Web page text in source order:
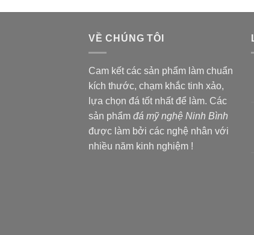
VỀ CHÚNG TÔI
Cam kết các sản phẩm làm chuẩn
kích thước, chạm khắc tinh xảo,
lựa chọn đá tốt nhất để làm. Các
sản phẩm đá mỹ nghệ Ninh Bình
được làm bởi các nghệ nhân với
nhiều năm kinh nghiệm !